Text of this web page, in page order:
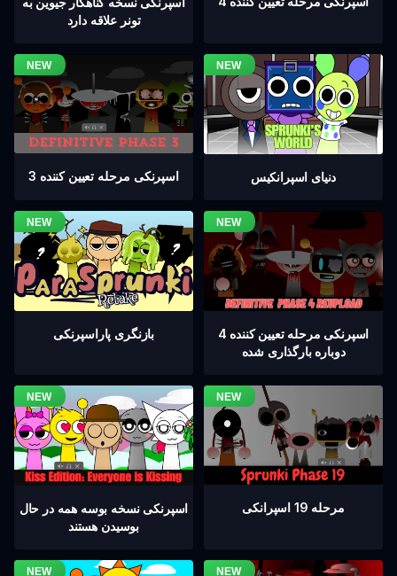
تونر علاقه دارد
اسپرنکی مرحله تعیین کننده 3 دنیای اسپرانکیس
بازنگری پاراسپرنکی
اسپرنکی مرحله تعیین کننده 4
دوباره بارگذاری شده
اسپرنکی نسخه بوسه همه در حال
بوسیدن هستند
مرحله 19 اسپرانکی